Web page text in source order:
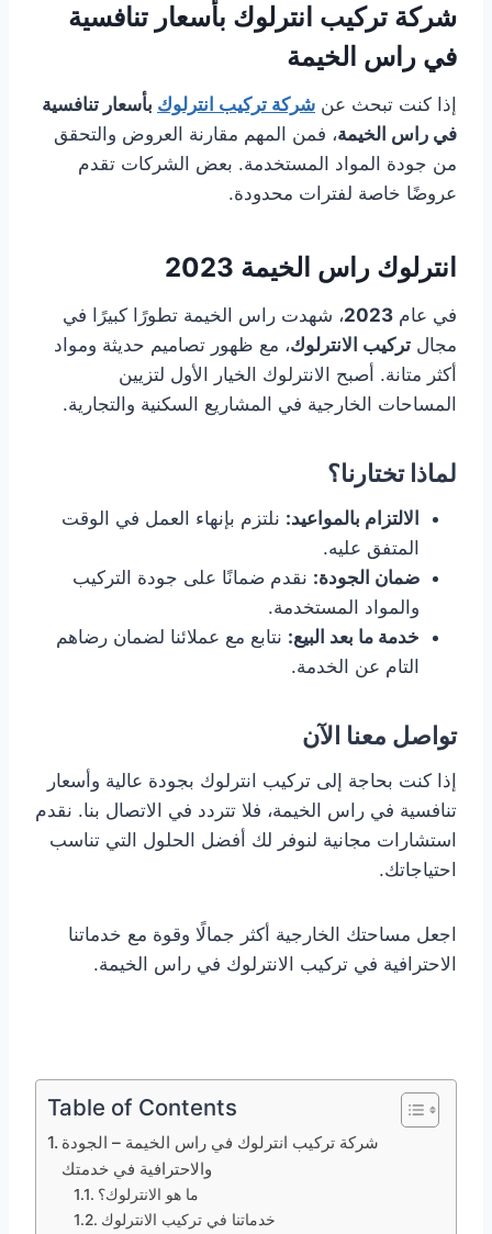
شركة تركيب انترلوك بأسعار تنافسية
في راس الخيمة
إذا كنت تبحث عن شركة تركيب انترلوك بأسعار تنافسية
في راس الخيمة، فمن المهم مقارنة العروض والتحقق
من جودة المواد المستخدمة. بعض الشركات تقدم
عروضًا خاصة لفترات محدودة.
انترلوك راس الخيمة 2023
في عام 2023، شهدت راس الخيمة تطورًا كبيرًا في
مجال تركيب الانترلوك، مع ظهور تصاميم حديثة ومواد
أكثر متانة. أصبح الانترلوك الخيار الأول لتزيين
المساحات الخارجية في المشاريع السكنية والتجارية.
لماذا تختارنا؟
الالتزام بالمواعيد: نلتزم بإنهاء العمل في الوقت
المتفق عليه.
ضمان الجودة: نقدم ضمانًا على جودة التركيب
والمواد المستخدمة.
خدمة ما بعد البيع: نتابع مع عملائنا لضمان رضاهم
التام عن الخدمة.
تواصل معنا الآن
إذا كنت بحاجة إلى تركيب انترلوك بجودة عالية وأسعار
تنافسية في راس الخيمة، فلا تتردد في الاتصال بنا. نقدم
استشارات مجانية لنوفر لك أفضل الحلول التي تناسب
احتياجاتك.
اجعل مساحتك الخارجية أكثر جمالًا وقوة مع خدماتنا
الاحترافية في تركيب الانترلوك في راس الخيمة.
Table of Contents
شركة تركيب انترلوك في راس الخيمة – الجودة
والاحترافية في خدمتك
ما هو الانترلوك؟
خدماتنا في تركيب الانترلوك